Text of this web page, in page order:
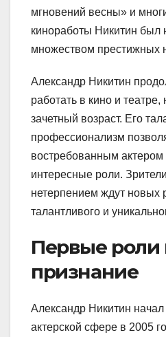
мгновений весны» и
киноработы Никитин был
множеством престижных
Александр Никитин
работать в кино и
зачетный возраст. Его
профессионализм
востребованным
интересные роли.
нетерпением ждут новых
талантливого и
Первые роли
признание
Александр Никитин
актерской сфере в 2005